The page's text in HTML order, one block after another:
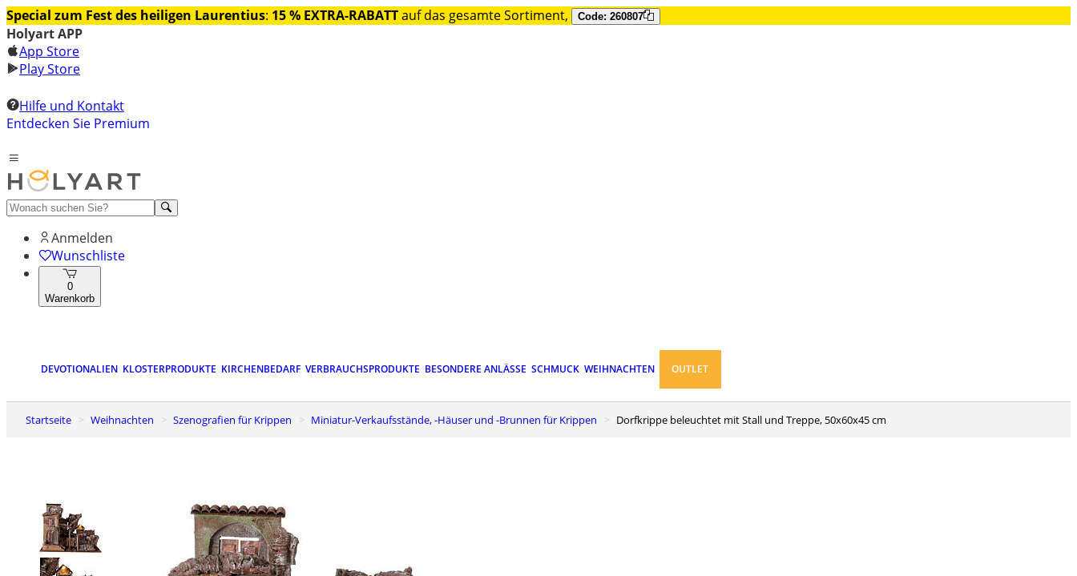
Special zum Fest des heiligen Laurentius: 15 % EXTRA-RABATTauf das gesamte Sortiment, Code: 260807
Holyart APP
App Store
Play Store
Hilfe und Kontakt
Entdecken Sie Premium
Anmelden
Wunschliste
0
Warenkorb
DEVOTIONALIEN KLOSTERPRODUKTE KIRCHENBEDARF VERBRAUCHSPRODUKTE BESONDERE ANLÄSSE SCHMUCK WEIHNACHTEN OUTLET
Startseite Weihnachten Szenografien für Krippen Miniatur-Verkaufsstände, -Häuser und -Brunnen für Krippen Dorfkrippe beleuchtet mit Stall und Treppe, 50x60x45 cm